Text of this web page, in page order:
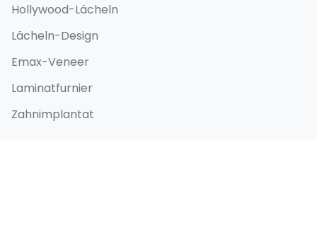
Hollywood-Lächeln
Lächeln-Design
Emax-Veneer
Laminatfurnier
Zahnimplantat